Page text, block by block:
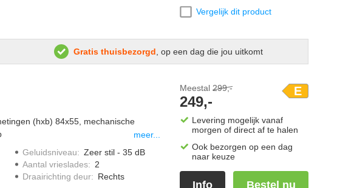
Vergelijk dit product
Gratis thuisbezorgd, op een dag die jou uitkomt
(hxb) 84x55, mechanische
meer...
Geluidsniveau: Zeer stil - 35 dB
Aantal vrieslades: 2
Draairichting deur: Rechts
E
Meestal 299,-
249,-
Levering mogelijk vanaf
morgen of direct af te halen
Ook bezorgen op een dag
naar keuze
Info Bestel nu